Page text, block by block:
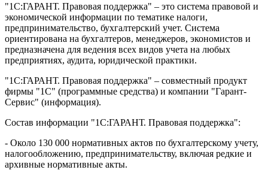
"1С:ГАРАНТ. Правовая поддержка" – это система правовой и
экономической информации по тематике налоги,
предпринимательство, бухгалтерский учет. Система
ориентирована на бухгалтеров, менеджеров, экономистов и
предназначена для ведения всех видов учета на любых
предприятиях, аудита, юридической практики.
"1С:ГАРАНТ. Правовая поддержка" – совместный продукт
фирмы "1С" (программные средства) и компании "Гарант-
Сервис" (информация).
Состав информации "1С:ГАРАНТ. Правовая поддержка":
- Около 130 000 нормативных актов по бухгалтерскому учету,
налогообложению, предпринимательству, включая редкие и
архивные нормативные акты.